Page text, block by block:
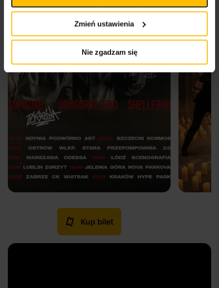
Polityka plików cookies
Zmień ustawienia
Nie zgadzam się
Kup bilet